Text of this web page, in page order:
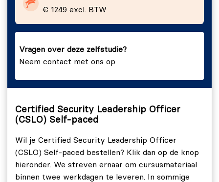
€ 1249 excl. BTW
Vragen over deze zelfstudie?
Neem contact met ons op
Certified Security Leadership Officer
(CSLO) Self-paced
Wil je Certified Security Leadership Officer
(CSLO) Self-paced bestellen? Klik dan op de knop
hieronder. We streven ernaar om cursusmateriaal
binnen twee werkdagen te leveren. In sommige